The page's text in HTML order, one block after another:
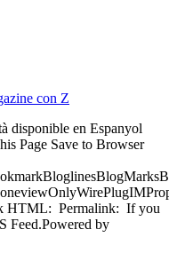
con Z
disponible en Espanyol
Page Save to Browser
HTML: Permalink: If you
Feed.Powered by